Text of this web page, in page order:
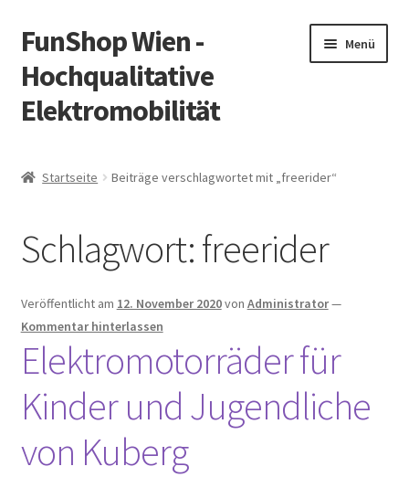
Zur
Navigation
springen
Zum
Inhalt
springen
FunShop Wien -
Hochqualitative
Elektromobilität
Menü
Vorsicht Internetbetrug
Über FunShop
Impressum
Zum Onlineshop in der Web Version
Startseite Beiträge verschlagwortet mit „freerider“
Schlagwort:freerider
Veröffentlicht am 12. November 2020von Administrator—
Kommentar hinterlassen
Elektromotorräder für
Kinder und Jugendliche
von Kuberg